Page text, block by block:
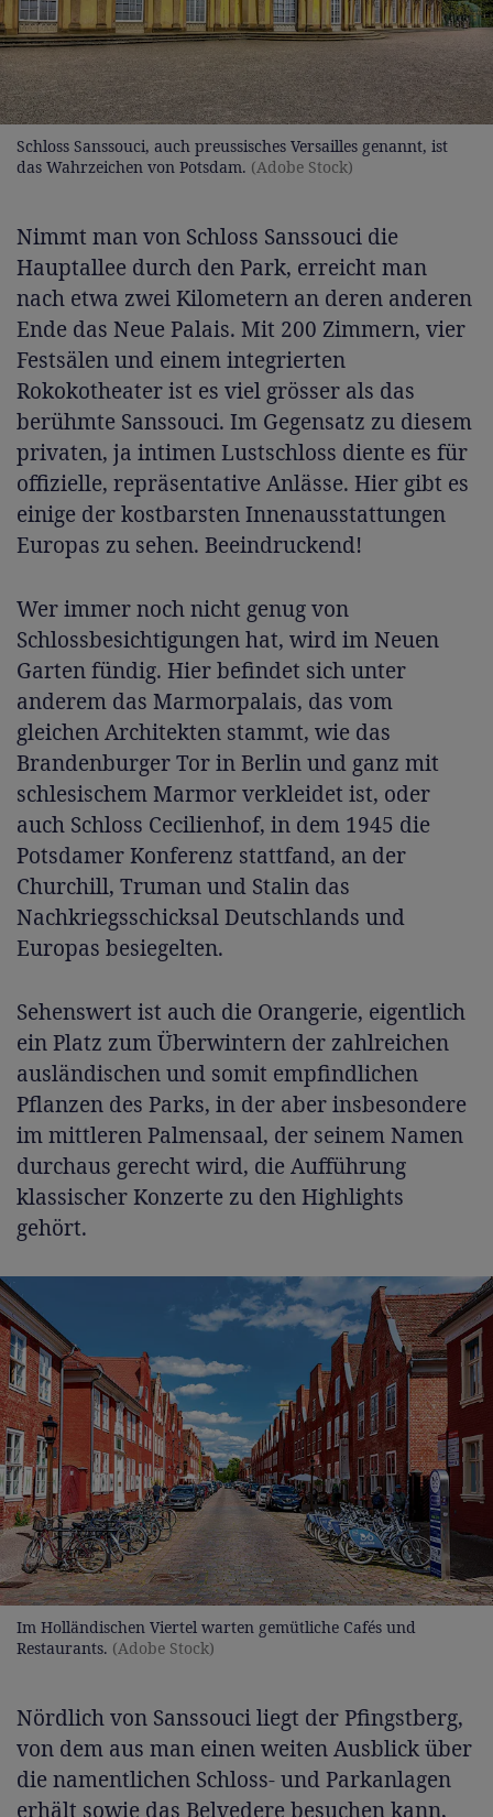
Schloss Sanssouci, auch preussisches Versailles genannt, ist
das Wahrzeichen von Potsdam. (Adobe Stock)
Nimmt man von Schloss Sanssouci die
Hauptallee durch den Park, erreicht man
nach etwa zwei Kilometern an deren anderen
Ende das Neue Palais. Mit 200 Zimmern, vier
Festsälen und einem integrierten
Rokokotheater ist es viel grösser als das
berühmte Sanssouci. Im Gegensatz zu diesem
privaten, ja intimen Lustschloss diente es für
offizielle, repräsentative Anlässe. Hier gibt es
einige der kostbarsten Innenausstattungen
Europas zu sehen. Beeindruckend!
Wer immer noch nicht genug von
Schlossbesichtigungen hat, wird im Neuen
Garten fündig. Hier befindet sich unter
anderem das Marmorpalais, das vom
gleichen Architekten stammt, wie das
Brandenburger Tor in Berlin und ganz mit
schlesischem Marmor verkleidet ist, oder
auch Schloss Cecilienhof, in dem 1945 die
Potsdamer Konferenz stattfand, an der
Churchill, Truman und Stalin das
Nachkriegsschicksal Deutschlands und
Europas besiegelten.
Sehenswert ist auch die Orangerie, eigentlich
ein Platz zum Überwintern der zahlreichen
ausländischen und somit empfindlichen
Pflanzen des Parks, in der aber insbesondere
im mittleren Palmensaal, der seinem Namen
durchaus gerecht wird, die Aufführung
klassischer Konzerte zu den Highlights
gehört.
Im Holländischen Viertel warten gemütliche Cafés und
Restaurants. (Adobe Stock)
Nördlich von Sanssouci liegt der Pfingstberg,
von dem aus man einen weiten Ausblick über
die namentlichen Schloss- und Parkanlagen
erhält sowie das Belvedere besuchen kann,